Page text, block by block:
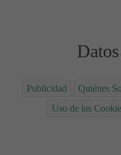
Publicidad Quiénes
Uso de las